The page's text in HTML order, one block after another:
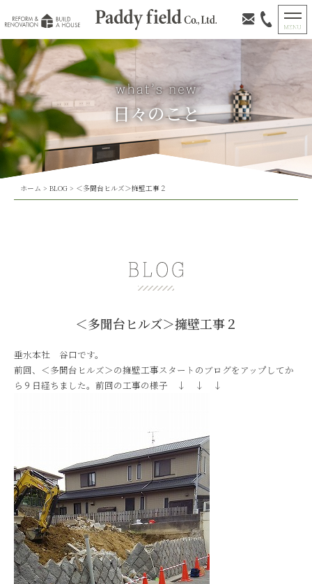
日々のこと
ホーム > BLOG> ＜多聞台ヒルズ＞擁壁工事２
＜多聞台ヒルズ＞擁壁工事２
垂水本社 谷口です。
前回、＜多聞台ヒルズ＞の擁壁工事スタートのブログをアップしてか
ら９日経ちました。前回の工事の様子 ↓ ↓ ↓